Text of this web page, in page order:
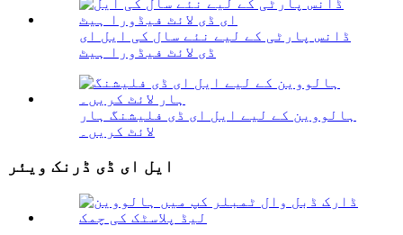
ڈانس پارٹی کے لیے نئے سال کی ایل ای
ڈی لائٹ فیڈورا ہیٹ
ہالووین کے لیے ایل ای ڈی فلیشنگ ہار
لائٹ کریں۔
ایل ای ڈی ڈرنک ویئر